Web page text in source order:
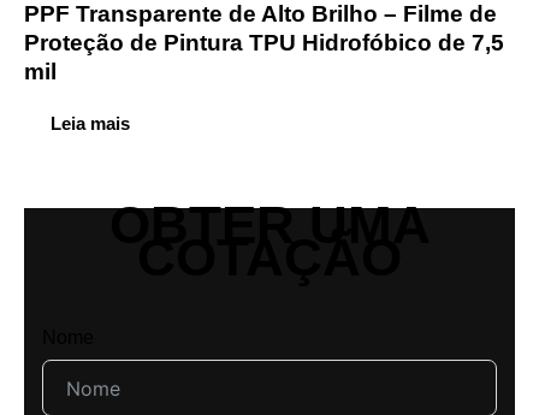
PPF Transparente de Alto Brilho – Filme de
Proteção de Pintura TPU Hidrofóbico de 7,5
mil
Leia mais
OBTER UMA